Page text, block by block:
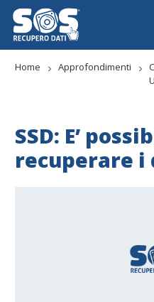
Home Approfondimenti
SSD: E’
recuperare i